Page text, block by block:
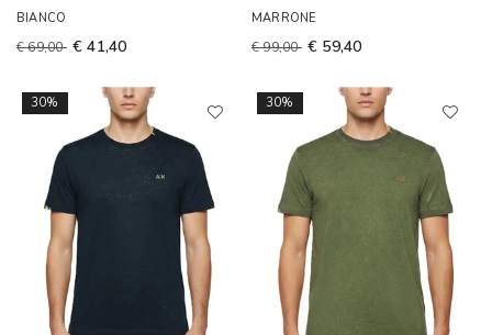
BIANCO
€ 69,00 € 41,40
MARRONE
€ 99,00 € 59,40
30% 30%